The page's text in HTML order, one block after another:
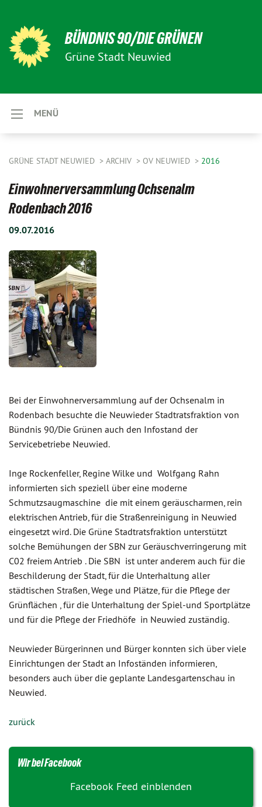
BÜNDNIS 90/DIE GRÜNEN
Grüne Stadt Neuwied
MENÜ
GRÜNE STADT NEUWIED ARCHIV OV NEUWIED 2016
Einwohnerversammlung Ochsenalm
Rodenbach 2016
09.07.2016
Bei der Einwohnerversammlung auf der Ochsenalm in
Rodenbach besuchte die Neuwieder Stadtratsfraktion von
Bündnis 90/Die Grünen auch den Infostand der
Servicebetriebe Neuwied.
Inge Rockenfeller, Regine Wilke und Wolfgang Rahn
informierten sich speziell über eine moderne
Schmutzsaugmaschine die mit einem geräuscharmen, rein
elektrischen Antrieb, für die Straßenreinigung in Neuwied
eingesetzt wird. Die Grüne Stadtratsfraktion unterstützt
solche Bemühungen der SBN zur Geräuschverringerung mit
C02 freiem Antrieb . Die SBN ist unter anderem auch für die
Beschilderung der Stadt, für die Unterhaltung aller
städtischen Straßen, Wege und Plätze, für die Pflege der
Grünflächen , für die Unterhaltung der Spiel-und Sportplätze
und für die Pflege der Friedhöfe in Neuwied zuständig.
Neuwieder Bürgerinnen und Bürger konnten sich über viele
Einrichtungen der Stadt an Infoständen informieren,
besonders auch über die geplante Landesgartenschau in
Neuwied.
zurück
Wir bei Facebook
Facebook Feed einblenden